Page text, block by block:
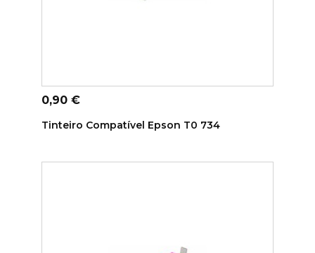
ADICIONAR AO CARRINHO
Preço
0,90 €
Tinteiro Compatível Epson T0 734